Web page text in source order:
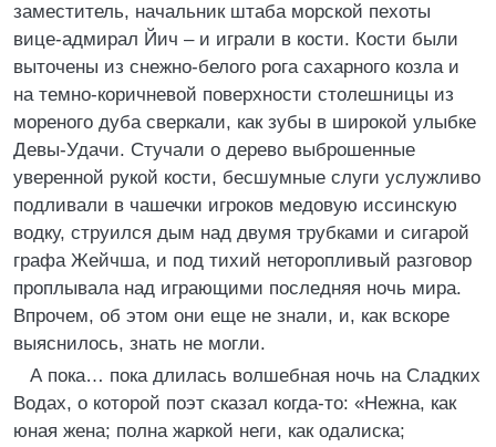
заместитель, начальник штаба морской пехоты
вице-адмирал Йич – и играли в кости. Кости были
выточены из снежно-белого рога сахарного козла и
на темно-коричневой поверхности столешницы из
мореного дуба сверкали, как зубы в широкой улыбке
Девы-Удачи. Стучали о дерево выброшенные
уверенной рукой кости, бесшумные слуги услужливо
подливали в чашечки игроков медовую иссинскую
водку, струился дым над двумя трубками и сигарой
графа Жейчша, и под тихий неторопливый разговор
проплывала над играющими последняя ночь мира.
Впрочем, об этом они еще не знали, и, как вскоре
выяснилось, знать не могли.
А пока… пока длилась волшебная ночь на Сладких
Водах, о которой поэт сказал когда-то: «Нежна, как
юная жена; полна жаркой неги, как одалиска;